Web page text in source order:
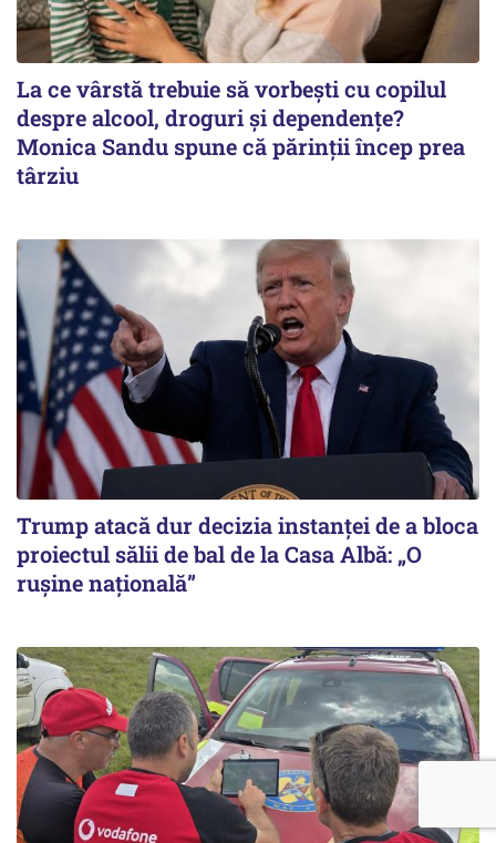
La ce vârstă trebuie să vorbești cu copilul
despre alcool, droguri și dependențe?
Monica Sandu spune că părinții încep prea
târziu
Trump atacă dur decizia instanţei de a bloca
proiectul sălii de bal de la Casa Albă: „O
ruşine naţională”